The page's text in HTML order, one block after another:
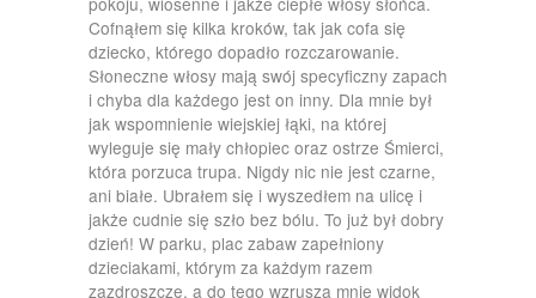
Cofnąłem się kilka kroków, tak jak cofa się
dziecko, którego dopadło rozczarowanie.
Słoneczne włosy mają swój specyficzny zapach
i chyba dla każdego jest on inny. Dla mnie był
jak wspomnienie wiejskiej łąki, na której
wyleguje się mały chłopiec oraz ostrze Śmierci,
która porzuca trupa. Nigdy nic nie jest czarne,
ani białe. Ubrałem się i wyszedłem na ulicę i
jakże cudnie się szło bez bólu. To już był dobry
dzień! W parku, plac zabaw zapełniony
dzieciakami, którym za każdym razem
zazdroszczę, a do tego wzrusza mnie widok